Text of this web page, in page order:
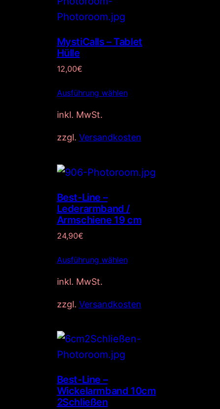
MystiCalls – Tablet
Hülle
12,00€
Ausführung wählen
inkl. MwSt.
zzgl. Versandkosten
Best-Line –
Lederarmband /
Armschiene 19 cm
24,90€
Ausführung wählen
inkl. MwSt.
zzgl. Versandkosten
Best-Line –
Wickelarmband 10cm
2Schließen